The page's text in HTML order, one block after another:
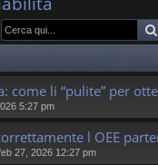
come li “pulite” per
5:27 pm
l OEE
27, 2026 12:27 pm